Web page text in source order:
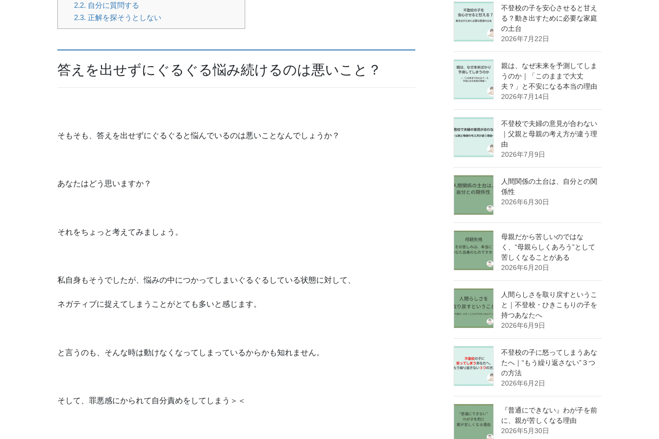
2.2. 自分に質問する
2.3. 正解を探そうとしない
答えを出せずにぐるぐる悩み続けるのは悪いこと？
そもそも、答えを出せずにぐるぐると悩んでいるのは悪いことなんでしょうか？
あなたはどう思いますか？
それをちょっと考えてみましょう。
私自身もそうでしたが、悩みの中につかってしまいぐるぐるしている状態に対して、
ネガティブに捉えてしまうことがとても多いと感じます。
と言うのも、そんな時は動けなくなってしまっているからかも知れません。
そして、罪悪感にかられて自分責めをしてしまう＞＜
不登校の子を安心させると甘え
る？動き出すために必要な家庭
の土台
2026年7月22日
親は、なぜ未来を予測してしま
うのか｜「このままで大丈
夫？」と不安になる本当の理由
2026年7月14日
不登校で夫婦の意見が合わない
｜父親と母親の考え方が違う理
由
2026年7月9日
人間関係の土台は、自分との関
係性
2026年6月30日
母親だから苦しいのではな
く、“母親らしくあろう”として
苦しくなることがある
2026年6月20日
人間らしさを取り戻すというこ
と｜不登校・ひきこもりの子を
持つあなたへ
2026年6月9日
不登校の子に怒ってしまうあな
たへ｜“もう繰り返さない”３つ
の方法
2026年6月2日
『普通にできない』わが子を前
に、親が苦しくなる理由
2026年5月30日